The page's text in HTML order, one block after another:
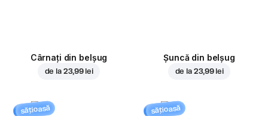
Cârnați din belșug
de la 23,99 lei
Șuncă din belșug
de la 23,99 lei
sățioasă sățioasă